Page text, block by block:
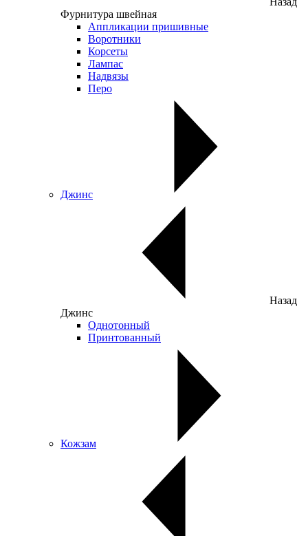
Фурнитура швейная
Аппликации пришивные
Воротники
Корсеты
Лампас
Надвязы
Перо
Джинс
Назад
Джинс
Однотонный
Принтованный
Кожзам